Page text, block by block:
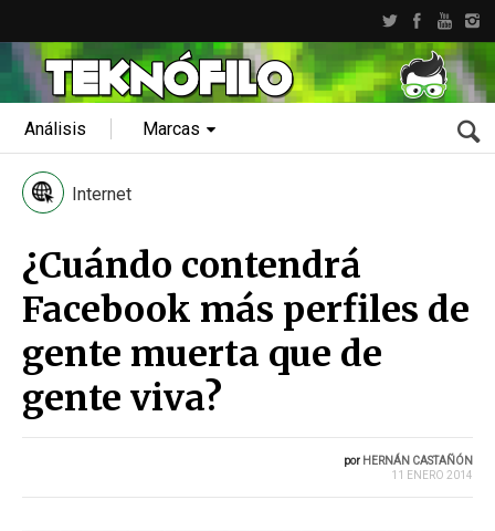
Análisis Marcas
Internet
¿Cuándo contendrá
Facebook más perfiles de
gente muerta que de
gente viva?
por HERNÁN CASTAÑÓN
11 ENERO 2014